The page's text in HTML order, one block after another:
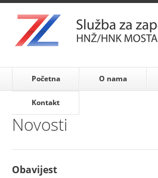
Početna O nama
Kontakt
Novosti
Obavijest